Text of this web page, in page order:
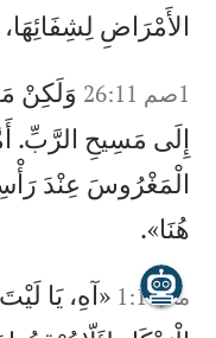
الأَمْرَاضِ لِشِفَائِهَا،
1صم 26:11
وَلَكِنْ
إِلَى مَسِيحِ الرَّبِّ.
الْمَغْرُوسَ عِنْدَ
هُنَا».
ملا 1:10
«آهِ، يَا